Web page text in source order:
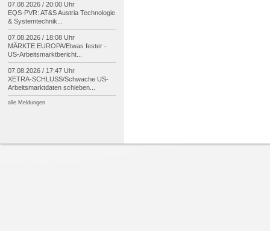
07.08.2026 / 20:00 Uhr
EQS-PVR: AT&S Austria Technologie
& Systemtechnik...
07.08.2026 / 18:08 Uhr
MÄRKTE EUROPA/Etwas fester -
US-Arbeitsmarktbericht...
07.08.2026 / 17:47 Uhr
XETRA-SCHLUSS/Schwache US-
Arbeitsmarktdaten schieben...
alle Meldungen